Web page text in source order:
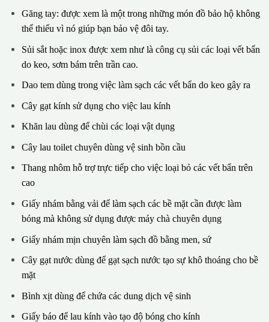
Găng tay: được xem là một trong những món đồ bảo hộ không
thể thiếu vì nó giúp bạn bảo vệ đôi tay.
Sủi sắt hoặc inox được xem như là công cụ sủi các loại vết bẩn
do keo, sơm bám trên trần cao.
Dao tem dùng trong việc làm sạch các vết bẩn do keo gây ra
Cây gạt kính sử dụng cho việc lau kính
Khăn lau dùng để chùi các loại vật dụng
Cây lau toilet chuyên dùng vệ sinh bồn cầu
Thang nhôm hỗ trợ trực tiếp cho việc loại bỏ các vết bẩn trên
cao
Giấy nhám bằng vải để làm sạch các bề mặt cần được làm
bóng mà không sử dụng được máy chà chuyên dụng
Giấy nhám mịn chuyên làm sạch đồ bằng men, sứ
Cây gạt nước dùng để gạt sạch nước tạo sự khô thoáng cho bề
mặt
Bình xịt dùng để chứa các dung dịch vệ sinh
Giấy báo để lau kính vào tạo độ bóng cho kính